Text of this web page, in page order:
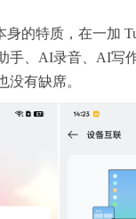
身的特质，在一加
手、AI录音、AI写
没有缺席。